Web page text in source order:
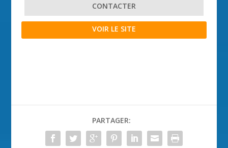
CONTACTER
VOIR LE SITE
PARTAGER: